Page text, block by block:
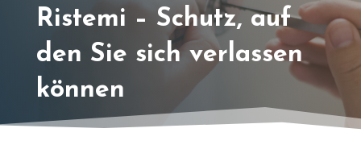
Ristemi – Schutz, auf
den Sie sich verlassen
können